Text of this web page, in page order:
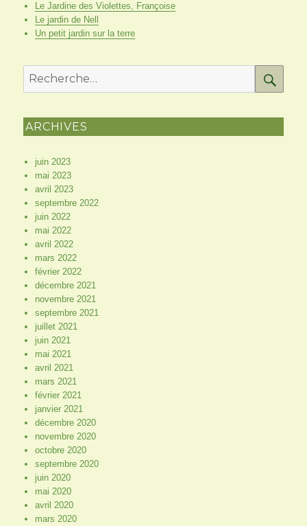
Le Jardine des Violettes, Françoise
Le jardin de Nell
Un petit jardin sur la terre
Recherche
pour
ARCHIVES
juin 2023
mai 2023
avril 2023
septembre 2022
juin 2022
mai 2022
avril 2022
mars 2022
février 2022
décembre 2021
novembre 2021
septembre 2021
juillet 2021
juin 2021
mai 2021
avril 2021
mars 2021
février 2021
janvier 2021
décembre 2020
novembre 2020
octobre 2020
septembre 2020
juin 2020
mai 2020
avril 2020
mars 2020